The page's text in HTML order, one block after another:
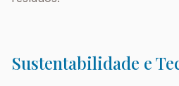
Sustentabilidade e